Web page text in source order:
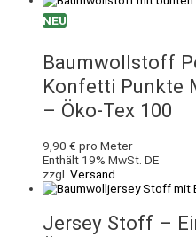
NEU
Baumwollstoff
Konfetti Punkte
– Öko-Tex 100
9,90 € pro Meter
Enthält 19% MwSt. DE
zzgl. Versand
Jersey Stoff –